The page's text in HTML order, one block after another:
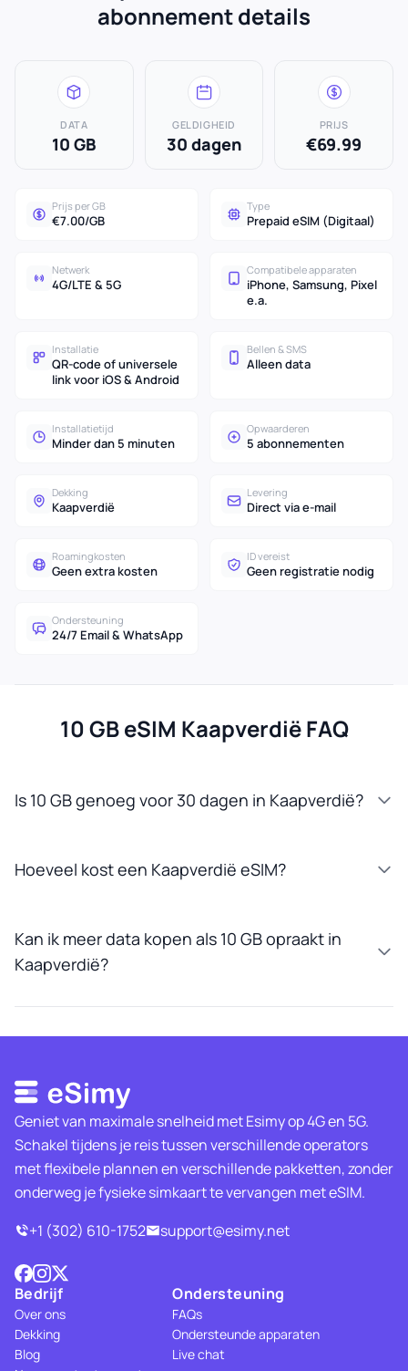
abonnement details
DATA
10 GB
GELDIGHEID
30 dagen
PRIJS
€69.99
Prijs per GB
€7.00/GB
Type
Prepaid eSIM (Digitaal)
Netwerk
4G/LTE & 5G
Compatibele apparaten
iPhone, Samsung, Pixel
e.a.
Installatie
QR-code of universele
link voor iOS & Android
Bellen & SMS
Alleen data
Installatietijd
Minder dan 5 minuten
Opwaarderen
5 abonnementen
Dekking
Kaapverdië
Levering
Direct via e-mail
Roamingkosten
Geen extra kosten
ID vereist
Geen registratie nodig
Ondersteuning
24/7 Email & WhatsApp
10 GB eSIM Kaapverdië FAQ
Is 10 GB genoeg voor 30 dagen in Kaapverdië?
Hoeveel kost een Kaapverdië eSIM?
Kan ik meer data kopen als 10 GB opraakt in
Kaapverdië?
Geniet van maximale snelheid met Esimy op 4G en 5G.
Schakel tijdens je reis tussen verschillende operators
met flexibele plannen en verschillende pakketten, zonder
onderweg je fysieke simkaart te vervangen met eSIM.
+1 (302) 610-1752
support@esimy.net
Bedrijf
Over ons
Dekking
Blog
Ondersteuning
FAQs
Ondersteunde apparaten
Live chat